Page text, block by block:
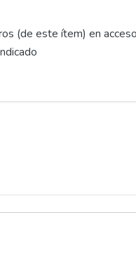
(de este ítem) en